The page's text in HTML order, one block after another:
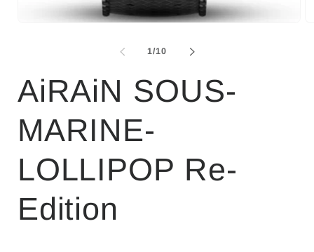
1/von
10
AiRAiN SOUS-
MARINE-
LOLLIPOP Re-
Edition